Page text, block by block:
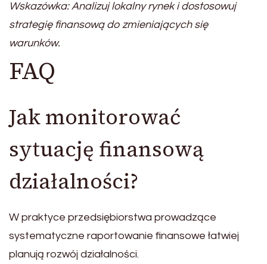
Wskazówka: Analizuj lokalny rynek i dostosowuj
strategię finansową do zmieniających się
warunków.
FAQ
Jak monitorować
sytuację finansową
działalności?
W praktyce przedsiębiorstwa prowadzące
systematyczne raportowanie finansowe łatwiej
planują rozwój działalności.